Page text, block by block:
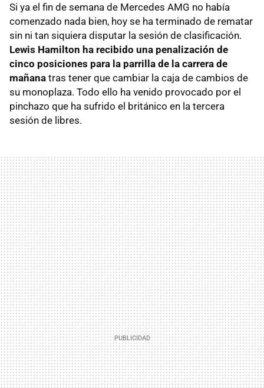
Si ya el fin de semana de Mercedes AMG no había
comenzado nada bien, hoy se ha terminado de rematar
sin ni tan siquiera disputar la sesión de clasificación.
Lewis Hamilton ha recibido una penalización de
cinco posiciones para la parrilla de la carrera de
mañana tras tener que cambiar la caja de cambios de
su monoplaza. Todo ello ha venido provocado por el
pinchazo que ha sufrido el británico en la tercera
sesión de libres.